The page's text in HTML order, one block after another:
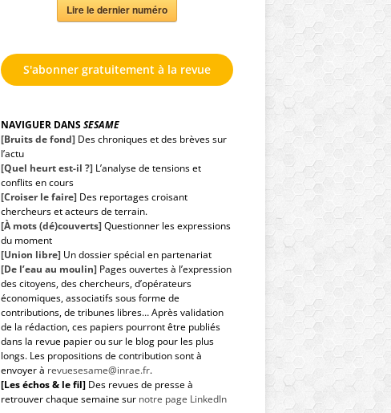
Lire le dernier numéro
S'abonner gratuitement à la revue
NAVIGUER DANSSESAME
[Bruits de fond] Des chroniques et des brèves sur
l’actu
[Quel heurt est-il ?] L’analyse de tensions et
conflits en cours
[Croiser le faire] Des reportages croisant
chercheurs et acteurs de terrain.
[À mots (dé)couverts]Questionner les expressions
du moment
[Union libre] Un dossier spécial en partenariat
[De l’eau au moulin] Pages ouvertes à l’expression
des citoyens, des chercheurs, d’opérateurs
économiques, associatifs sous forme de
contributions, de tribunes libres… Après validation
de la rédaction, ces papiers pourront être publiés
dans la revue papier ou sur le blog pour les plus
longs. Les propositions de contribution sont à
envoyer à revuesesame@inrae.fr.
[Les échos & le fil] Des revues de presse à
retrouver chaque semaine sur notre page LinkedIn